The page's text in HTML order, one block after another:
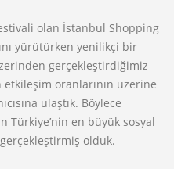
olan İstanbul Shopping
yürütürken yenilikçi bir
gerçekleştirdiğimiz
oranlarının üzerine
ulaştık. Böylece
Türkiye’nin en büyük sosyal
gerçekleştirmiş olduk.